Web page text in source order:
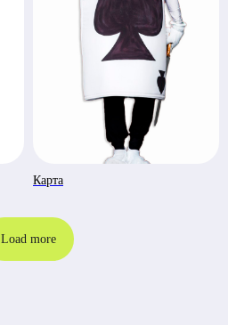
Карта
Load more